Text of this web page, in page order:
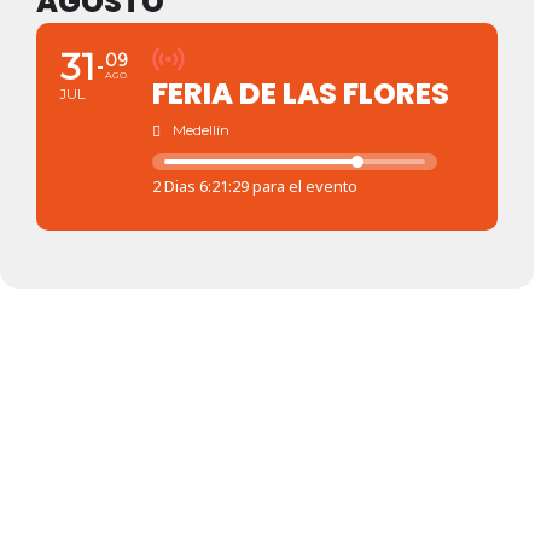
31
JUL
09
AGO FERIA DE LAS FLORES
Medellín
2 Dias 6:21:29 para el evento